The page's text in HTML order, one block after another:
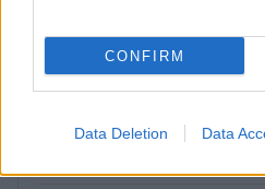
CONFIRM
Data Deletion Data